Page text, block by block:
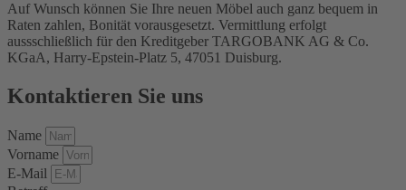
Auf Wunsch können Sie Ihre neuen Möbel auch ganz bequem in
Raten zahlen, Bonität vorausgesetzt. Vermittlung erfolgt
aussschließlich für den Kreditgeber TARGOBANK AG & Co.
KGaA, Harry-Epstein-Platz 5, 47051 Duisburg.
Kontaktieren Sie uns
Name
Vorname
E-Mail